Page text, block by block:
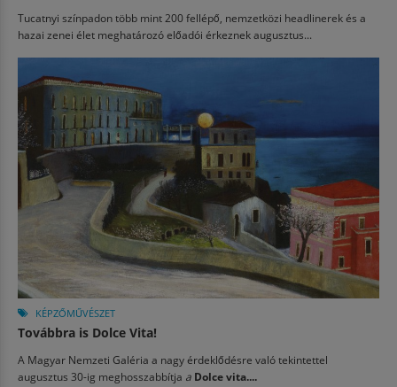
Tucatnyi színpadon több mint 200 fellépő, nemzetközi headlinerek és a
hazai zenei élet meghatározó előadói érkeznek augusztus...
KÉPZŐMŰVÉSZET
Továbbra is Dolce Vita!
A Magyar Nemzeti Galéria a nagy érdeklődésre való tekintettel
augusztus 30-ig meghosszabbítja a Dolce vita....